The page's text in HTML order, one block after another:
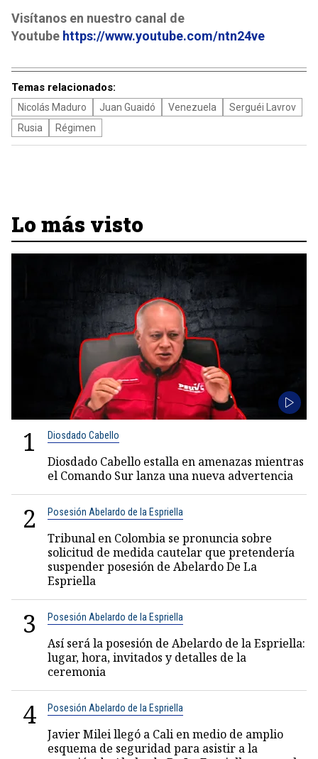
Visítanos en nuestro canal de
Youtube https://www.youtube.com/ntn24ve
Temas relacionados:
Nicolás Maduro Juan Guaidó Venezuela
Serguéi Lavrov
Rusia
Régimen
Lo más visto
1 Diosdado Cabello
Diosdado Cabello estalla en amenazas mientras
el Comando Sur lanza una nueva advertencia
2 Posesión Abelardo de la Espriella
Tribunal en Colombia se pronuncia sobre
solicitud de medida cautelar que pretendería
suspender posesión de Abelardo De La
Espriella
3 Posesión Abelardo de la Espriella
Así será la posesión de Abelardo de la Espriella:
lugar, hora, invitados y detalles de la
ceremonia
4 Posesión Abelardo de la Espriella
Javier Milei llegó a Cali en medio de amplio
esquema de seguridad para asistir a la